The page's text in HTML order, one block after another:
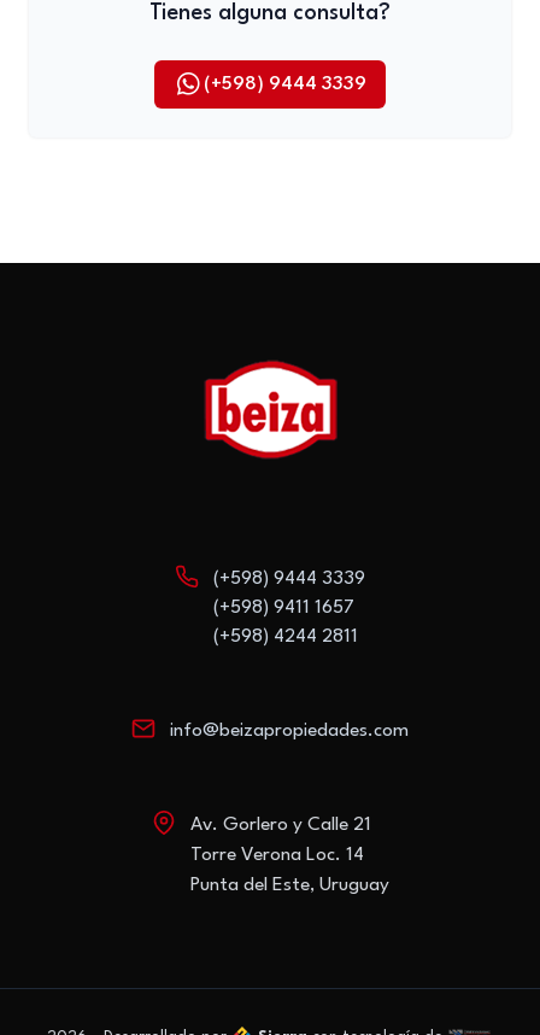
Tienes alguna consulta?
(+598) 9444 3339
(+598) 9444 3339
(+598) 9411 1657
(+598) 4244 2811
info@beizapropiedades.com
Av. Gorlero y Calle 21
Torre Verona Loc. 14
Punta del Este, Uruguay